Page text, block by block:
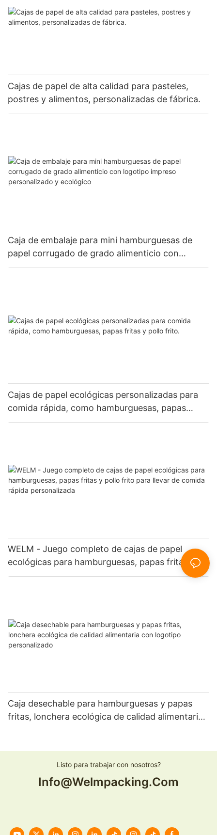
Cajas de papel de alta calidad para pasteles,
postres y alimentos, personalizadas de fábrica.
Caja de embalaje para mini hamburguesas de
papel corrugado de grado alimenticio con
logotipo impreso personalizado y ecológico
Cajas de papel ecológicas personalizadas para
comida rápida, como hamburguesas, papas
fritas y pollo frito.
WELM - Juego completo de cajas de papel
ecológicas para hamburguesas, papas fritas y
pollo frito para llevar de comida rápida
Caja desechable para hamburguesas y papas
fritas, lonchera ecológica de calidad alimentaria
Listo para trabajar con nosotros?
Info@welmpacking.com